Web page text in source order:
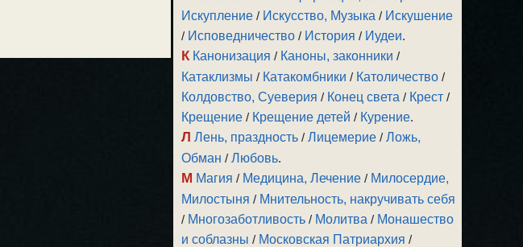
Искупление / Искусство, Музыка / Искушение
/ Исповедничество / История / Иудеи.
К Канонизация / Каноны, законники /
Катаклизмы / Катакомбники / Католичество /
Колдовство, Суеверия / Конец света / Крест /
Крещение / Крещение детей / Курение.
Л Лень, праздность /Лицемерие /Ложь,
Обман /Любовь.
М Магия / Медицина, Лечение / Милосердие,
Милостыня / Мнительность, накручивать себя
/ Многозаботливость / Молитва / Монашество
и соблазны / Московская Патриархия /